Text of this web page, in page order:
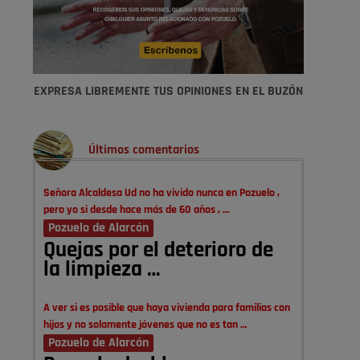
EXPRESA LIBREMENTE TUS OPINIONES EN EL BUZÓN
Últimos comentarios
Señora Alcaldesa Ud no ha vivido nunca en Pozuelo ,
pero yo si desde hace más de 60 años , …
Pozuelo de Alarcón
Quejas por el deterioro de
la limpieza …
A ver si es posible que haya vivienda para familias con
hijos y no solamente jóvenes que no es tan …
Pozuelo de Alarcón